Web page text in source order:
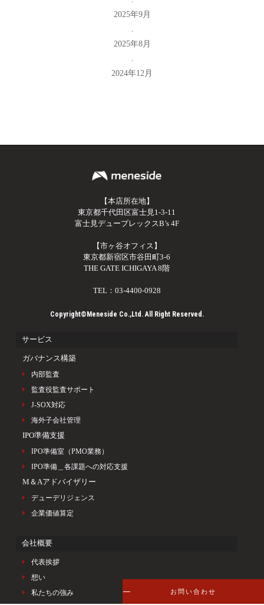
お問い合わせ
2025年9月
2025年8月
2024年12月
【本店所在地】
東京都千代田区富士見1-3-11
富士見デュープレックスB’s 4F
【市ヶ谷オフィス】
東京都新宿区市谷田町3-6
THE GATE ICHIGAYA 8階
TEL：03-4400-0928
Copyright©Meneside Co.,Ltd. All Right Reserved.
サービス
ガバナンス構築
内部監査
監査役監査サポート
J-SOX対応
海外子会社管理
IPO準備支援
IPO準備室（PMO業務）
IPO準備＿各課題への対応支援
M＆Aアドバイザリー
デューデリジェンス
企業価値算定
会社概要
代表挨拶
想い
私たちの強み